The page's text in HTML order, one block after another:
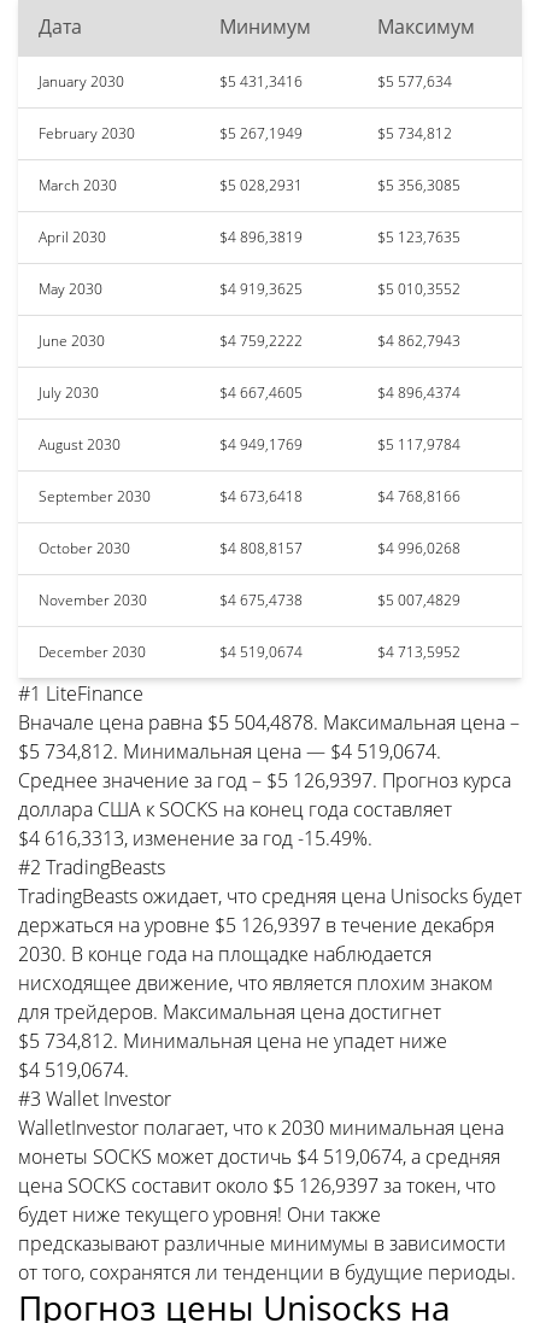
Дата Минимум Максимум
January 2030 $5 431,3416 $5 577,634
February 2030 $5 267,1949 $5 734,812
March 2030 $5 028,2931 $5 356,3085
April 2030 $4 896,3819 $5 123,7635
May 2030 $4 919,3625 $5 010,3552
June 2030 $4 759,2222 $4 862,7943
July 2030 $4 667,4605 $4 896,4374
August 2030 $4 949,1769 $5 117,9784
September 2030 $4 673,6418 $4 768,8166
October 2030 $4 808,8157 $4 996,0268
November 2030 $4 675,4738 $5 007,4829
December 2030 $4 519,0674 $4 713,5952
#1 LiteFinance
Вначале цена равна $5 504,4878. Максимальная цена –
$5 734,812. Минимальная цена — $4 519,0674.
Среднее значение за год – $5 126,9397. Прогноз курса
доллара США к SOCKS на конец года составляет
$4 616,3313, изменение за год -15.49%.
#2 TradingBeasts
TradingBeasts ожидает, что средняя цена Unisocks будет
держаться на уровне $5 126,9397 в течение декабря
2030. В конце года на площадке наблюдается
нисходящее движение, что является плохим знаком
для трейдеров. Максимальная цена достигнет
$5 734,812. Минимальная цена не упадет ниже
$4 519,0674.
#3 Wallet Investor
WalletInvestor полагает, что к 2030 минимальная цена
монеты SOCKS может достичь $4 519,0674, а средняя
цена SOCKS составит около $5 126,9397 за токен, что
будет ниже текущего уровня! Они также
предсказывают различные минимумы в зависимости
от того, сохранятся ли тенденции в будущие периоды.
Прогноз цены Unisocks на